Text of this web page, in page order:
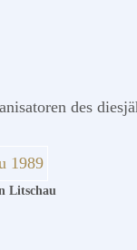
des
Litschau